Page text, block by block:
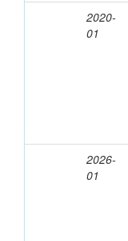
2020-
01
2026-
01